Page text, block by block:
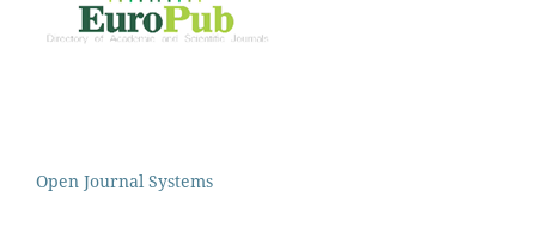
Open Journal Systems